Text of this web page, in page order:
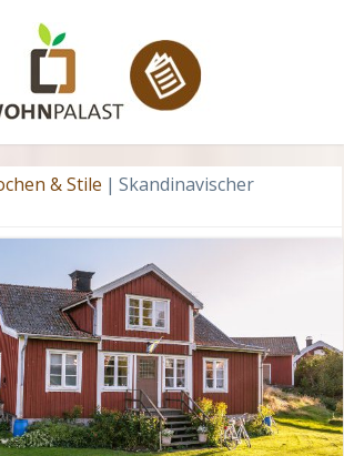
& Stile | Skandinavischer